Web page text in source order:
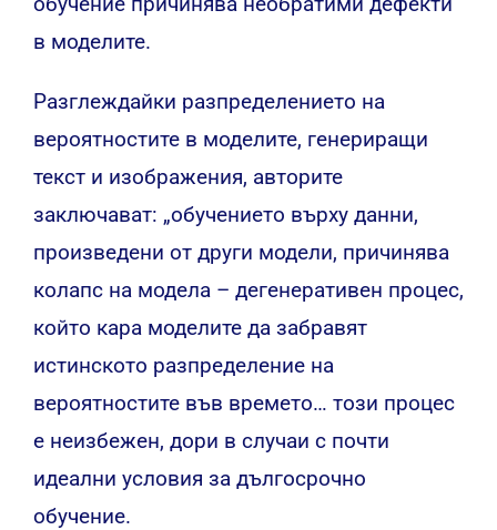
в моделите.
Разглеждайки разпределението на
вероятностите в моделите, генериращи
текст и изображения, авторите
заключават: „обучението върху данни,
произведени от други модели, причинява
колапс на модела – дегенеративен процес,
който кара моделите да забравят
истинското разпределение на
вероятностите във времето… този процес
е неизбежен, дори в случаи с почти
идеални условия за дългосрочно
обучение.